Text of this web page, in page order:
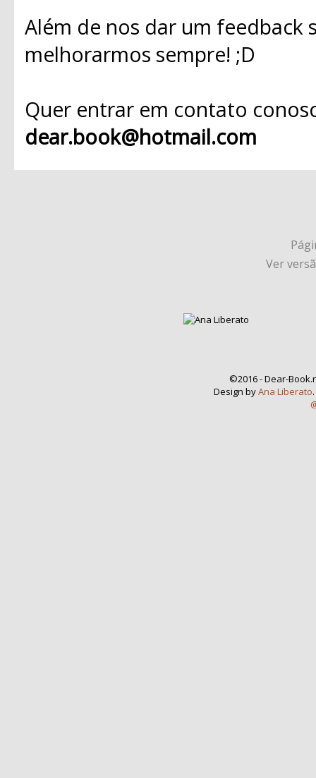
Além de nos dar um
melhorarmos sempre! ;D
Quer entrar em contato
dear.book@hotmail.com
Ver
©2016 - Dear-
Design byAna Liberato